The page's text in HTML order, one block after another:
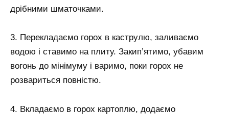
дрібними шматочками.
3. Перекладаємо горох в каструлю, заливаємо
водою і ставимо на плиту. Закип’ятимо, убавим
вогонь до мінімуму і варимо, поки горох не
розвариться повністю.
4. Вкладаємо в горох картоплю, додаємо